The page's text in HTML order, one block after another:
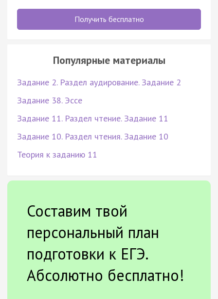
Получить бесплатно
Популярные материалы
Задание 2. Раздел аудирование. Задание 2
Задание 38. Эссе
Задание 11. Раздел чтение. Задание 11
Задание 10. Раздел чтения. Задание 10
Теория к заданию 11
Составим твой
персональный план
подготовки к ЕГЭ.
Абсолютно бесплатно!